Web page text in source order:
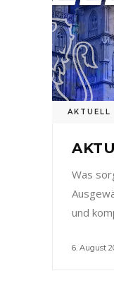
AKTUELL
Was
und
6. August